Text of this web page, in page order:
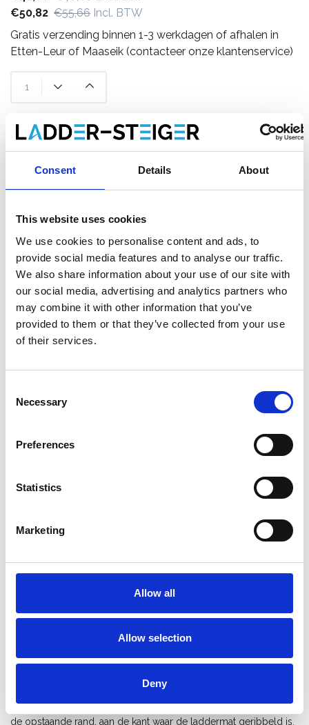
Consent Details About
This website uses cookies
We use cookies to personalise content and ads, to
provide social media features and to analyse our traffic.
We also share information about your use of our site with
our social media, advertising and analytics partners who
may combine it with other information that you’ve
provided to them or that they’ve collected from your use
of their services.
Selection
Necessary
Preferences
Statistics
Marketing
Allow all
Allow selection
Deny
€50,82 €55,66 Incl. BTW
Gratis verzending binnen 1-3 werkdagen of afhalen in
Etten-Leur of Maaseik (contacteer onze klantenservice)
Toevoegen aan winkelwagen
Toevoegen aan offerte
Product informatie Vergelijkbare producten
Beschrijving
Een mix van hoogwaardige rubbersoorten, polymeren en
contactoppervlak met de
produceren, ontstaat een produkt met een lange levensduur en
hoge puntbelasting. Tevens is de Laddermat uitgevoerd in zeer
Gebruiksaanwijzing:
Leg de Laddermat op de plek waar uw ladder moet komen te
dat er onder de mat geen losliggende delen liggen. Plaats uw
ladder met de poten tegen
de opstaande rand, aan de kant waar de laddermat geribbeld is.